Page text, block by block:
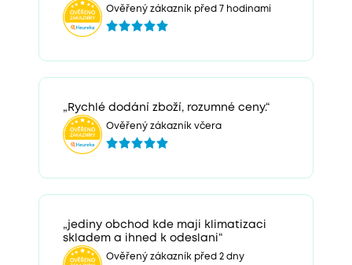
Ověřený zákazník před 7 hodinami
„Rychlé dodání zboží, rozumné ceny.“
Ověřený zákazník včera
„jediny obchod kde maji klimatizaci
skladem a ihned k odeslani“
Ověřený zákazník před 2 dny